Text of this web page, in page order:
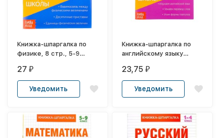
Книжка-шпаргалка по
физике, 8 стр., 5-9
27₽
Уведомить
Книжка-шпаргалка по
английскому языку
глаголы», 8 стр., 5-9
класс
23,75₽
Уведомить